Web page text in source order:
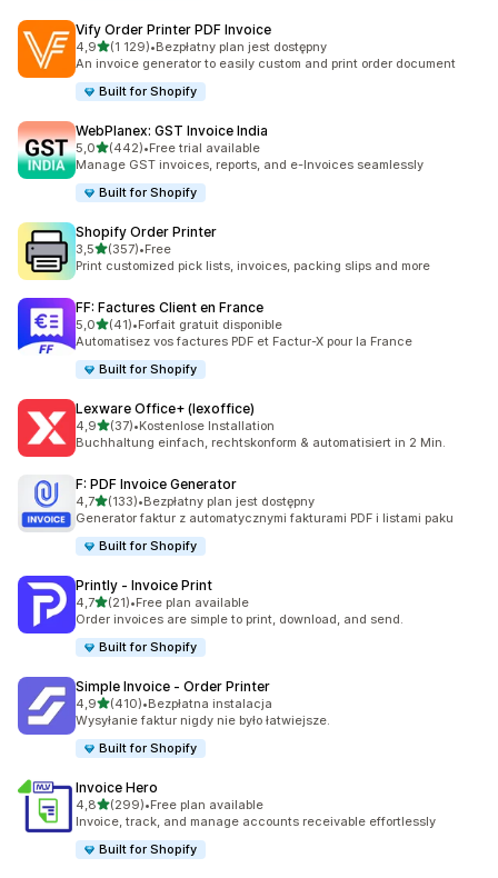
Vify Order Printer PDF Invoice
4,9na 5 gwiazdek
(1 129)
Łączna liczba recenzji: 1129
•Bezpłatny plan jest dostępny
An invoice generator to easily custom and print order document
Built for Shopify
WebPlanex: GST Invoice India
5,0na 5 gwiazdek
(442)
Łączna liczba recenzji: 442
•Free trial available
Manage GST invoices, reports, and e-Invoices seamlessly
Built for Shopify
Shopify Order Printer
3,5na 5 gwiazdek
(357)
Łączna liczba recenzji: 357
•Free
Print customized pick lists, invoices, packing slips and more
FF: Factures Client en France
5,0na 5 gwiazdek
(41)
Łączna liczba recenzji: 41
•Forfait gratuit disponible
Automatisez vos factures PDF et Factur-X pour la France
Built for Shopify
Lexware Office+ (lexoffice)
4,9na 5 gwiazdek
(37)
Łączna liczba recenzji: 37
•Kostenlose Installation
Buchhaltung einfach, rechtskonform & automatisiert in 2 Min.
F: PDF Invoice Generator
4,7na 5 gwiazdek
(133)
Łączna liczba recenzji: 133
•Bezpłatny plan jest dostępny
Generator faktur z automatycznymi fakturami PDF i listami paku
Built for Shopify
Printly ‑ Invoice Print
4,7na 5 gwiazdek
(21)
Łączna liczba recenzji: 21
•Free plan available
Order invoices are simple to print, download, and send.
Built for Shopify
Simple Invoice ‑ Order Printer
4,9na 5 gwiazdek
(410)
Łączna liczba recenzji: 410
•Bezpłatna instalacja
Wysyłanie faktur nigdy nie było łatwiejsze.
Built for Shopify
Invoice Hero
4,8na 5 gwiazdek
(299)
Łączna liczba recenzji: 299
•Free plan available
Invoice, track, and manage accounts receivable effortlessly
Built for Shopify